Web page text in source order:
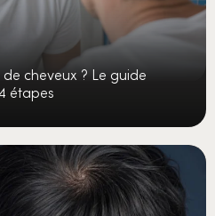
cheveux ? Le guide
étapes